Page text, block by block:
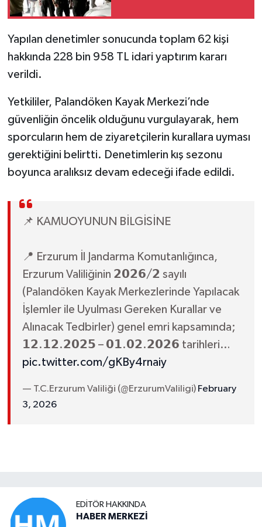
Yapılan denetimler sonucunda toplam 62 kişi
hakkında 228 bin 958 TL idari yaptırım kararı
verildi.
Yetkililer, Palandöken Kayak Merkezi’nde
güvenliğin öncelik olduğunu vurgulayarak, hem
sporcuların hem de ziyaretçilerin kurallara uyması
gerektiğini belirtti. Denetimlerin kış sezonu
boyunca aralıksız devam edeceği ifade edildi.
📌 KAMUOYUNUN BİLGİSİNE
📍 Erzurum İl Jandarma Komutanlığınca,
Erzurum Valiliğinin 𝟮𝟬𝟮𝟲/𝟮 sayılı
(Palandöken Kayak Merkezlerinde Yapılacak
İşlemler ile Uyulması Gereken Kurallar ve
Alınacak Tedbirler) genel emri kapsamında;
𝟭𝟮.𝟭𝟮.𝟮𝟬𝟮𝟱 – 𝟬𝟭.𝟬𝟮.𝟮𝟬𝟮𝟲 tarihleri…
pic.twitter.com/gKBy4rnaiy
— T.C.Erzurum Valiliği (@ErzurumValiligi) February
3, 2026
EDITÖR HAKKINDA
HABER MERKEZİ